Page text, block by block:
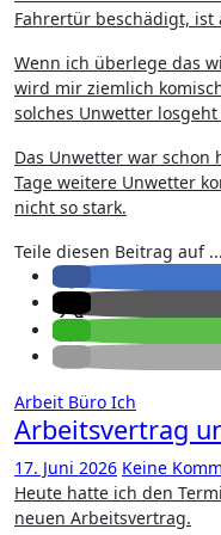
Fahrertür beschädigt, ist
Wenn ich überlege das
wird mir ziemlich
solches Unwetter losgeht
Das Unwetter war
Tage weitere Unwetter
nicht so stark.
Teile diesen Beitrag auf ...
Arbeit Büro Ich
Arbeitsvertrag
17. Juni 2026 Keine
Heute hatte ich den Termin für die Unterschrift unter meinem
neuen Arbeitsvertrag.